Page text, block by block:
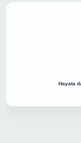
Hayata